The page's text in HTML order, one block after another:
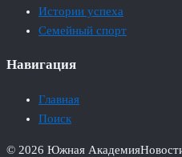
Истории успеха
Семейный спорт
Навигация
Главная
Поиск
© 2026 Южная Академия